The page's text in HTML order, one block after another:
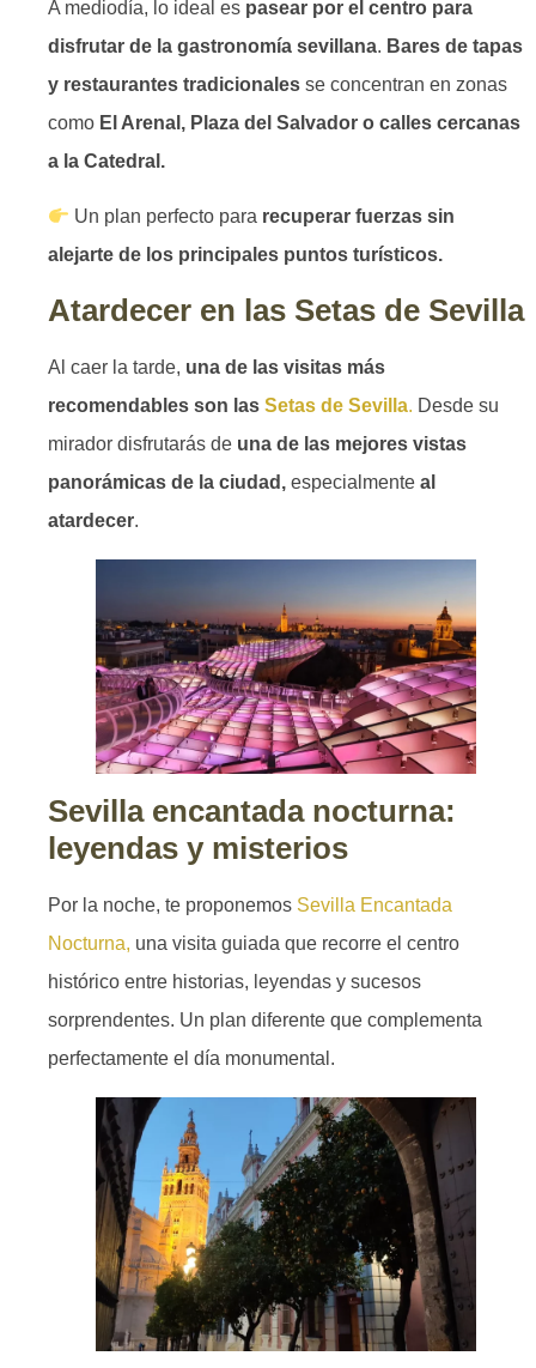
A mediodía, lo ideal es pasear por el centro para
disfrutar de la gastronomía sevillana. Bares de tapas
y restaurantes tradicionales se concentran en zonas
como El Arenal, Plaza del Salvador o calles cercanas
a la Catedral.
Un plan perfecto para recuperar fuerzas sin
alejarte de los principales puntos turísticos.
Atardecer en las Setas de Sevilla
Al caer la tarde, una de las visitas más
recomendables son las Setas de Sevilla. Desde su
mirador disfrutarás de una de las mejores vistas
panorámicas de la ciudad, especialmente al
atardecer.
Sevilla encantada nocturna:
leyendas y misterios
Por la noche, te proponemos Sevilla Encantada
Nocturna, una visita guiada que recorre el centro
histórico entre historias, leyendas y sucesos
sorprendentes. Un plan diferente que complementa
perfectamente el día monumental.